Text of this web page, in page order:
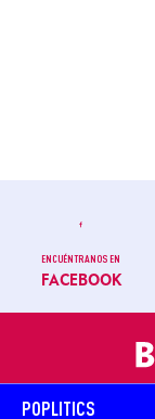
ENCUÉNTRANOS EN
FACEBOOK
POPLITICS